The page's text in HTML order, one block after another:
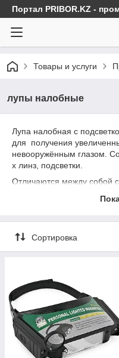
Портал PRIBOR.KZ -
Товары и услуги
лупы налобные
Лупа налобная с
для получения
невооружённым глазом.
х линз, подсветки.
Отличаются между собой
В данном разделе вы
купить налобные лупы с
Казахстану.
Сортировка